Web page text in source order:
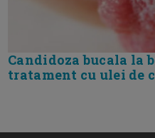
Candidoza bucala la
tratament cu ulei de